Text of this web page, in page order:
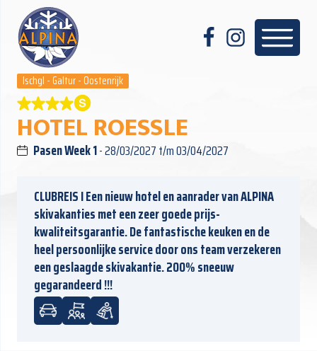
Ischgl - Galtur - Oostenrijk
HOTEL ROESSLE
Pasen Week 1- 28/03/2027 t/m 03/04/2027
CLUBREIS I Een nieuw hotel en aanrader van ALPINA
skivakanties met een zeer goede prijs-
kwaliteitsgarantie. De fantastische keuken en de
heel persoonlijke service door ons team verzekeren
een geslaagde skivakantie. 200% sneeuw
gegarandeerd !!!